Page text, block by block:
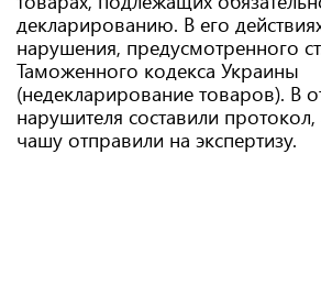
декларированию. В его
нарушения, предусмотренного
Таможенного кодекса Украины
(недекларирование товаров). В
нарушителя составили
чашу отправили на экспертизу.